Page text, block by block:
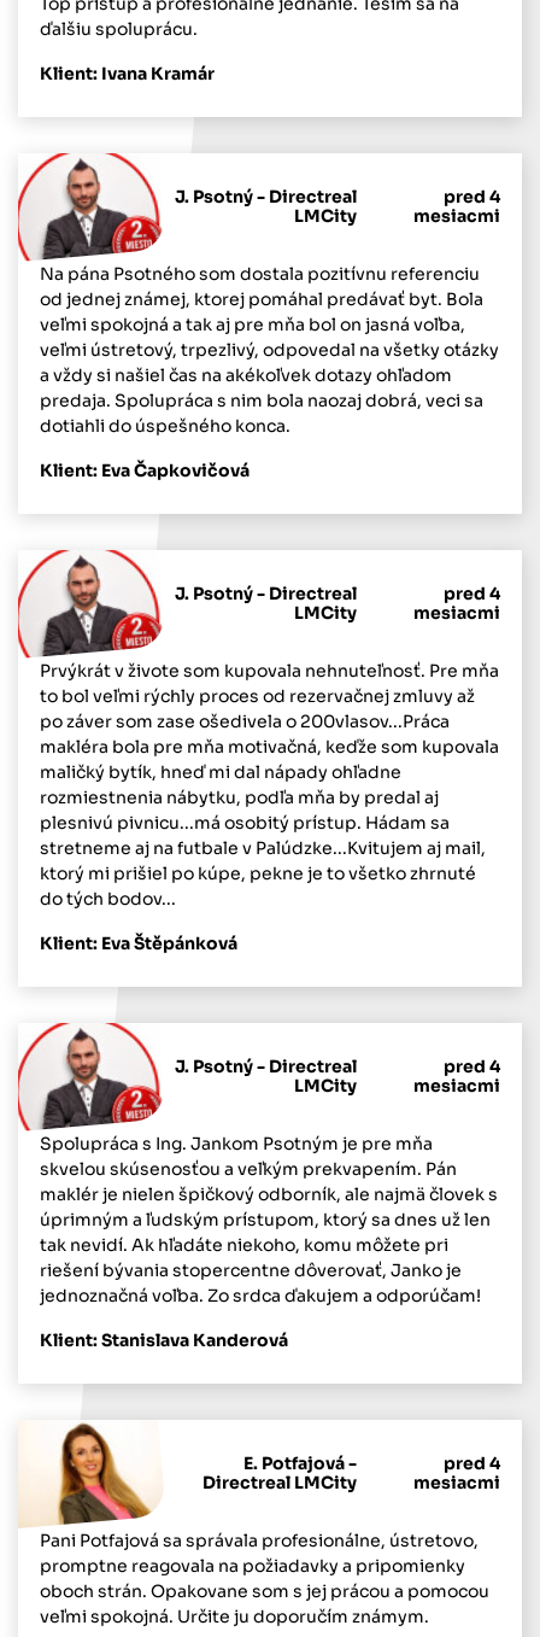
ďalšiu spoluprácu.
Klient: Ivana Kramár
J. Psotný - Directreal
LMCity
pred 4
mesiacmi
Na pána Psotného som dostala pozitívnu referenciu
od jednej známej, ktorej pomáhal predávať byt. Bola
veľmi spokojná a tak aj pre mňa bol on jasná voľba,
veľmi ústretový, trpezlivý, odpovedal na všetky otázky
a vždy si našiel čas na akékoľvek dotazy ohľadom
predaja. Spolupráca s nim bola naozaj dobrá, veci sa
dotiahli do úspešného konca.
Klient: Eva Čapkovičová
J. Psotný - Directreal
LMCity
pred 4
mesiacmi
Prvýkrát v živote som kupovala nehnuteľnosť. Pre mňa
to bol veľmi rýchly proces od rezervačnej zmluvy až
po záver som zase ošedivela o 200vlasov...Práca
makléra bola pre mňa motivačná, keďže som kupovala
maličký bytík, hneď mi dal nápady ohľadne
rozmiestnenia nábytku, podľa mňa by predal aj
plesnivú pivnicu...má osobitý prístup. Hádam sa
stretneme aj na futbale v Palúdzke...Kvitujem aj mail,
ktorý mi prišiel po kúpe, pekne je to všetko zhrnuté
do tých bodov...
Klient: Eva Štěpánková
J. Psotný - Directreal
LMCity
pred 4
mesiacmi
Spolupráca s Ing. Jankom Psotným je pre mňa
skvelou skúsenosťou a veľkým prekvapením. Pán
maklér je nielen špičkový odborník, ale najmä človek s
úprimným a ľudským prístupom, ktorý sa dnes už len
tak nevidí. Ak hľadáte niekoho, komu môžete pri
riešení bývania stopercentne dôverovať, Janko je
jednoznačná voľba. Zo srdca ďakujem a odporúčam!
Klient: Stanislava Kanderová
E. Potfajová -
Directreal LMCity
pred 4
mesiacmi
Pani Potfajová sa správala profesionálne, ústretovo,
promptne reagovala na požiadavky a pripomienky
oboch strán. Opakovane som s jej prácou a pomocou
veľmi spokojná. Určite ju doporučím známym.